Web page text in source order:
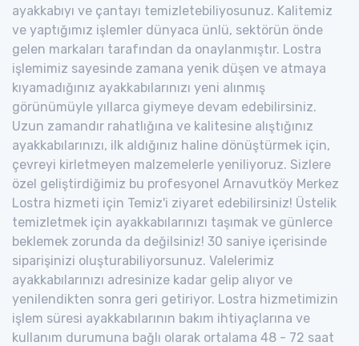
ayakkabıyı ve çantayı temizletebiliyosunuz. Kalitemiz
ve yaptığımız işlemler dünyaca ünlü, sektörün önde
gelen markaları tarafından da onaylanmıştır. Lostra
işlemimiz sayesinde zamana yenik düşen ve atmaya
kıyamadığınız ayakkabılarınızı yeni alınmış
görünümüyle yıllarca giymeye devam edebilirsiniz.
Uzun zamandır rahatlığına ve kalitesine alıştığınız
ayakkabılarınızı, ilk aldığınız haline dönüştürmek için,
çevreyi kirletmeyen malzemelerle yeniliyoruz. Sizlere
özel geliştirdiğimiz bu profesyonel Arnavutköy Merkez
Lostra hizmeti için Temiz'i ziyaret edebilirsiniz! Üstelik
temizletmek için ayakkabılarınızı taşımak ve günlerce
beklemek zorunda da değilsiniz! 30 saniye içerisinde
siparişinizi oluşturabiliyorsunuz. Valelerimiz
ayakkabılarınızı adresinize kadar gelip alıyor ve
yenilendikten sonra geri getiriyor. Lostra hizmetimizin
işlem süresi ayakkabılarının bakım ihtiyaçlarına ve
kullanım durumuna bağlı olarak ortalama 48 - 72 saat